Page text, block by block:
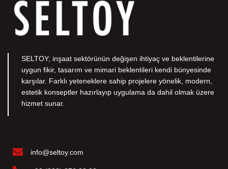
SELTOY; inşaat sektörünün değişen ihtiyaç ve beklentilerine
uygun fikir, tasarım ve mimari beklentileri kendi bünyesinde
karşılar. Farklı yeteneklere sahip projelere yönelik, modern,
estetik konseptler hazırlayıp uygulama da dahil olmak üzere
hizmet sunar.
info@seltoy.com